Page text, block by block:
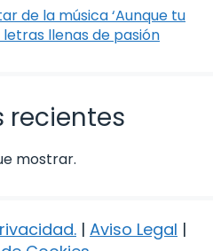
de la música ‘Aunque tu
letras llenas de pasión
recientes
mostrar.
. | Aviso Legal |